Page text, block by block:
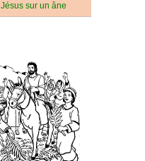
Jésus sur un âne